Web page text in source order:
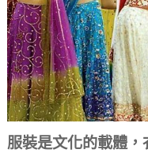
服裝是文化的載體，